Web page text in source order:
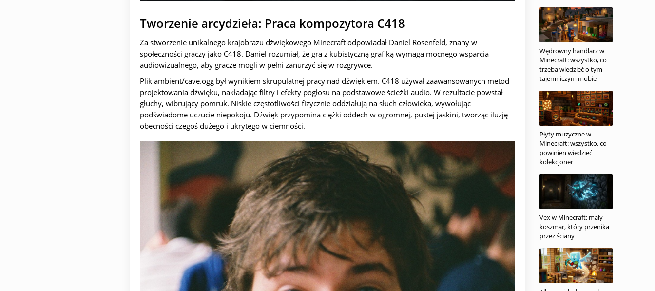
Tworzenie arcydzieła: Praca kompozytora C418
Za stworzenie unikalnego krajobrazu dźwiękowego Minecraft odpowiadał Daniel Rosenfeld, znany w
społeczności graczy jako C418. Daniel rozumiał, że gra z kubistyczną grafiką wymaga mocnego wsparcia
audiowizualnego, aby gracze mogli w pełni zanurzyć się w rozgrywce.
Plik ambient/cave.ogg był wynikiem skrupulatnej pracy nad dźwiękiem. C418 używał zaawansowanych metod
projektowania dźwięku, nakładając filtry i efekty pogłosu na podstawowe ścieżki audio. W rezultacie powstał
głuchy, wibrujący pomruk. Niskie częstotliwości fizycznie oddziałują na słuch człowieka, wywołując
podświadome uczucie niepokoju. Dźwięk przypomina ciężki oddech w ogromnej, pustej jaskini, tworząc iluzję
obecności czegoś dużego i ukrytego w ciemności.
Wędrowny handlarz w
Minecraft: wszystko, co
trzeba wiedzieć o tym
tajemniczym mobie
Płyty muzyczne w
Minecraft: wszystko, co
powinien wiedzieć
kolekcjoner
Vex w Minecraft: mały
koszmar, który przenika
przez ściany